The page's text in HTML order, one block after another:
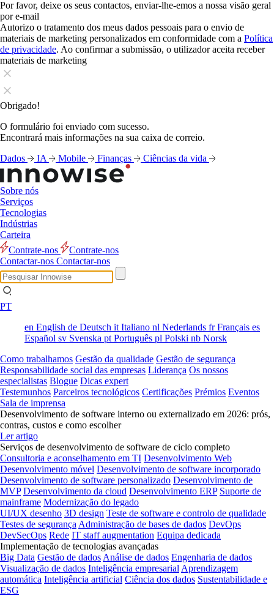
Por favor, deixe os seus contactos, enviar-lhe-emos a nossa visão geral
por e-mail
Autorizo o tratamento dos meus dados pessoais para o envio de
materiais de marketing personalizados em conformidade com a Política
de privacidade. Ao confirmar a submissão, o utilizador aceita receber
materiais de marketing
Obrigado!
O formulário foi enviado com sucesso.
Encontrará mais informações na sua caixa de correio.
Dados
IA Mobile Finanças Ciências da vida
Sobre nós
Serviços
Tecnologias
Indústrias
Carteira
Contrate-nos
Contrate-nos
Contactar-nos Contactar-nos
PT
en English de Deutsch it Italiano nl Nederlands frFrançais es
Español sv Svenska pt Português pl Polski nb Norsk
Como trabalhamos Gestão da qualidade Gestão de segurança
Responsabilidade social das empresas Liderança Os nossos
especialistas Blogue Dicas expert
Testemunhos Parceiros tecnológicos Certificações Prémios Eventos
Sala de imprensa
Desenvolvimento de software interno ou externalizado em 2026: prós,
contras, custos e como escolher
Ler artigo
Serviços de desenvolvimento de software de ciclo completo
Consultoria e aconselhamento em TI Desenvolvimento Web
Desenvolvimento móvel Desenvolvimento de software incorporado
Desenvolvimento de software personalizado Desenvolvimento de
MVP Desenvolvimento da cloud Desenvolvimento ERP Suporte de
mainframe Modernização do legado
UI/UX desenho 3D design Teste de software e controlo de qualidade
Testes de segurança Administração de bases de dados DevOps
DevSecOps Rede IT staff augmentation Equipa dedicada
Implementação de tecnologias avançadas
Big Data Gestão de dados Análise de dados Engenharia de dados
Visualização de dados Inteligência empresarial Aprendizagem
automática Inteligência artificial Ciência dos dados Sustentabilidade e
ESG